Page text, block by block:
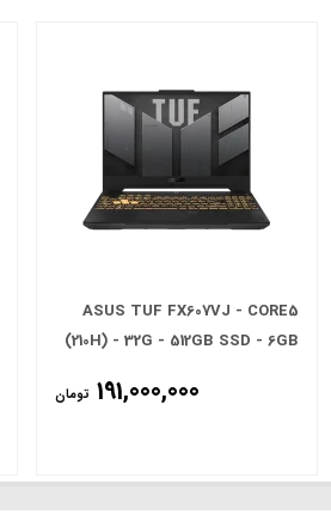
ASUS TUF FX607VJ - CORE5
(210H) - 32G - 512GB SSD - 6GB
191,000,000 تومان